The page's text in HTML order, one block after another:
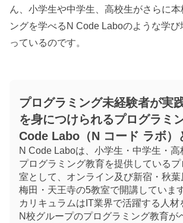
ん、小学生や中学生、高校生がさらに本
ングを学べるN Code Laboのような学び
っているのです。
プログラミング未経験者が実
を身につけられるプログラミ
Code Labo（N コード ラボ）
N Code Laboは、小学生・中学生・高
プログラミング教育を提供している
室として、オンライン及び新宿・秋葉
梅田・天王寺の5教室で開講しています
カリキュラムはIT業界で活躍する人材
N校グループのプログラミング教育が